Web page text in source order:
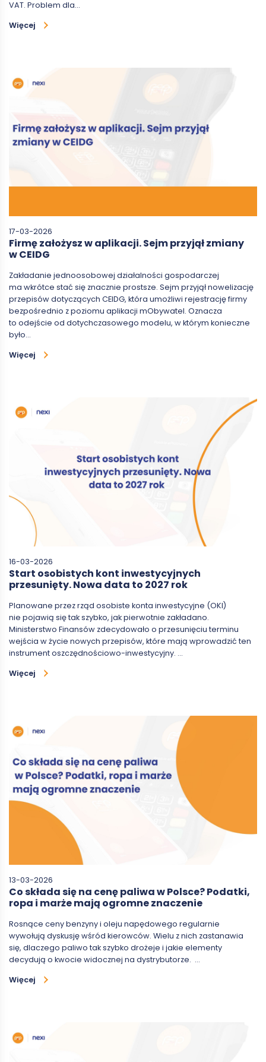
VAT. Problem dla…
Więcej
17-03-2026
Firmę założysz w aplikacji. Sejm przyjął zmiany
w CEIDG
Zakładanie jednoosobowej działalności gospodarczej
ma wkrótce stać się znacznie prostsze. Sejm przyjął nowelizację
przepisów dotyczących CEIDG, która umożliwi rejestrację firmy
bezpośrednio z poziomu aplikacji mObywatel. Oznacza
to odejście od dotychczasowego modelu, w którym konieczne
było…
Więcej
16-03-2026
Start osobistych kont inwestycyjnych
przesunięty. Nowa data to 2027 rok
Planowane przez rząd osobiste konta inwestycyjne (OKI)
nie pojawią się tak szybko, jak pierwotnie zakładano.
Ministerstwo Finansów zdecydowało o przesunięciu terminu
wejścia w życie nowych przepisów, które mają wprowadzić ten
instrument oszczędnościowo-inwestycyjny. …
Więcej
13-03-2026
Co składa się na cenę paliwa w Polsce? Podatki,
ropa i marże mają ogromne znaczenie
Rosnące ceny benzyny i oleju napędowego regularnie
wywołują dyskusję wśród kierowców. Wielu z nich zastanawia
się, dlaczego paliwo tak szybko drożeje i jakie elementy
decydują o kwocie widocznej na dystrybutorze. …
Więcej